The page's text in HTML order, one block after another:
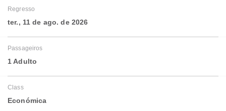
Regresso
ter., 11 de ago. de 2026
Passageiros
1 Adulto
Class
Económica